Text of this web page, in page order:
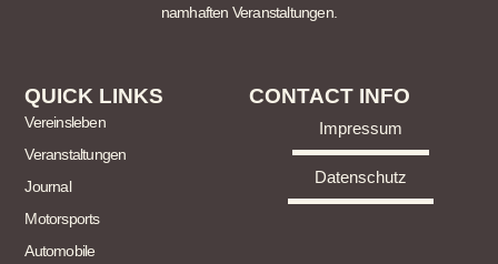
namhaften Veranstaltungen.
QUICK LINKS
Vereinsleben
Veranstaltungen
Journal
Motorsports
Automobile
CONTACT INFO
Impressum
Datenschutz